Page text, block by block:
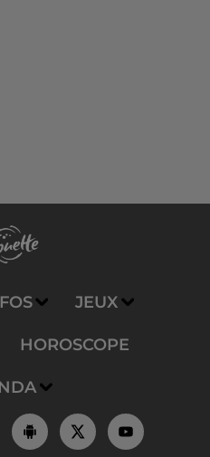
JEUX
HOROSCOPE